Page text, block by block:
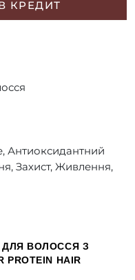
КРЕДИТ
Антиоксидантний
Захист, Живлення,
ВОЛОССЯ З
PROTEIN HAIR